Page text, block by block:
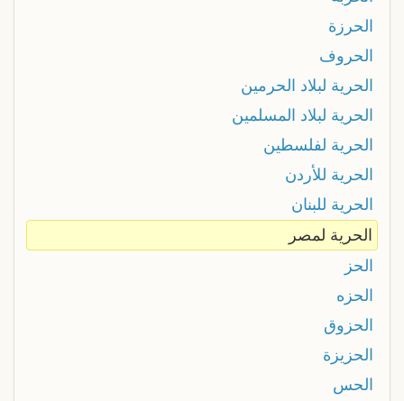
الحرزة
الحروف
الحرية لبلاد الحرمين
الحرية لبلاد المسلمين
الحرية لفلسطين
الحرية للأردن
الحرية للبنان
الحرية لمصر
الحز
الحزه
الحزوق
الحزيزة
الحس